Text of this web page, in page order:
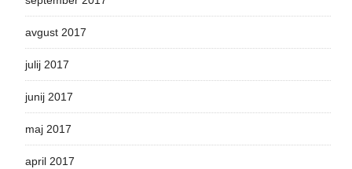
avgust 2017
julij 2017
junij 2017
maj 2017
april 2017